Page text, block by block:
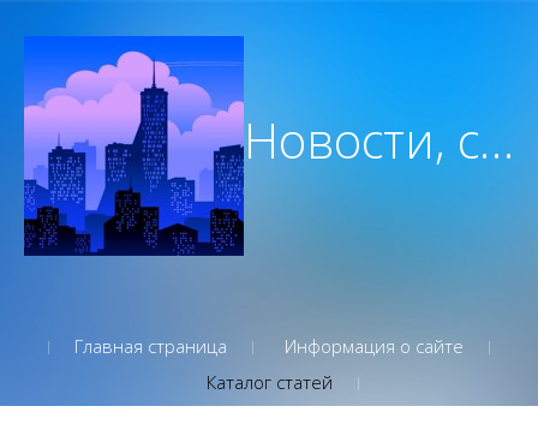
Новости, советы, вдохновение которым вы можете доверять
Главная страница
Информация о сайте
Каталог статей